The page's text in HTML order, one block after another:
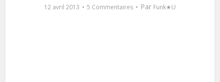
12 avril 2013 5 Commentaires Par Funk★U